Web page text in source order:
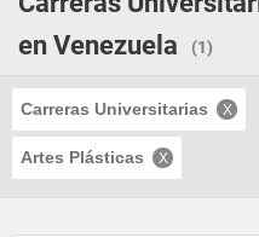
en Venezuela
(1)
Carreras Universitarias
Artes Plásticas